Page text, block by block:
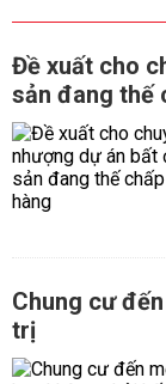
Đề xuất cho
sản đang thế
Chung cư
trị